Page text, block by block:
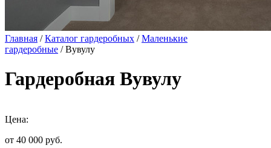
Главная /Каталог гардеробных /Маленькие
гардеробные / Вувулу
Гардеробная Вувулу
Цена:
от 40 000 руб.